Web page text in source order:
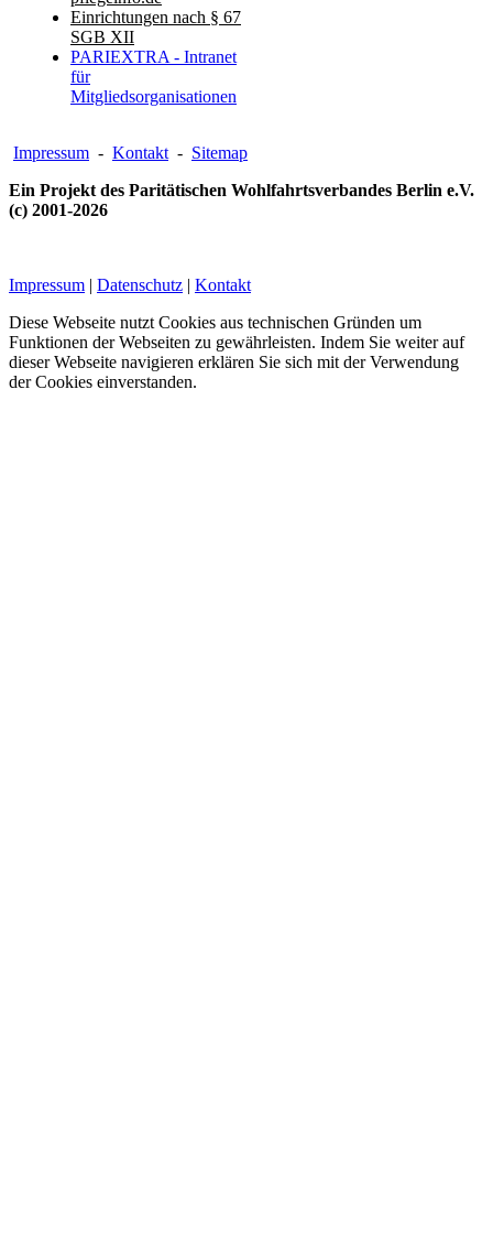
Einrichtungen nach § 67
SGB XII
PARIEXTRA - Intranet
für
Mitgliedsorganisationen
Impressum - Kontakt - Sitemap
Ein Projekt des Paritätischen Wohlfahrtsverbandes Berlin e.V.
(c) 2001-2026
Impressum | Datenschutz | Kontakt
Diese Webseite nutzt Cookies aus technischen Gründen um
Funktionen der Webseiten zu gewährleisten. Indem Sie weiter auf
dieser Webseite navigieren erklären Sie sich mit der Verwendung
der Cookies einverstanden.